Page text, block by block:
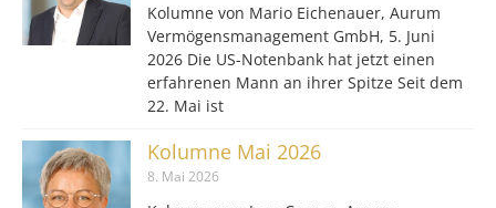
Kolumne von Mario Eichenauer, Aurum
Vermögensmanagement GmbH, 5. Juni
2026 Die US-Notenbank hat jetzt einen
erfahrenen Mann an ihrer Spitze Seit dem
22. Mai ist
Kolumne Mai 2026
8. Mai 2026